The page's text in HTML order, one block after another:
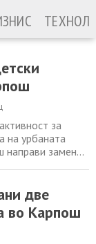
за
на урбаната
замена
улица „Никола
и санирана е
во рамките на
две
во Карпош